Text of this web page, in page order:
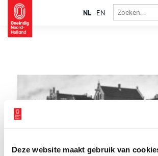
Deze website maakt gebruik van
NL EN